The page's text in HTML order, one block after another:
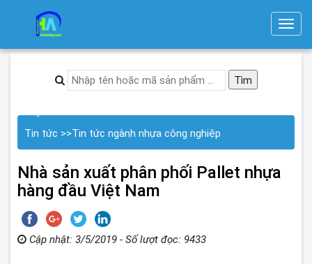
T
e
a
Tin tức >>Tin tức ngành nhựa công nghiệp
Nhà sản xuất phân phối Pallet nhựa
hàng đầu Việt Nam
Cập nhật: 3/5/2019 - Số lượt đọc: 9433